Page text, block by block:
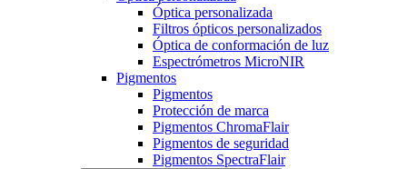
Óptica personalizada
Filtros ópticos personalizados
Óptica de conformación de luz
Espectrómetros MicroNIR
Pigmentos
Pigmentos
Protección de marca
Pigmentos ChromaFlair
Pigmentos de seguridad
Pigmentos SpectraFlair